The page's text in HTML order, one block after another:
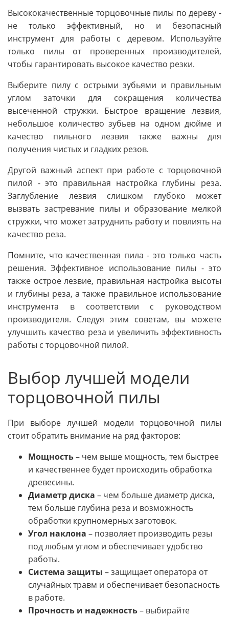
Высококачественные торцовочные пилы по дереву -
не только эффективный, но и безопасный
инструмент для работы с деревом. Используйте
только пилы от проверенных производителей,
чтобы гарантировать высокое качество резки.
Выберите пилу с острыми зубьями и правильным
углом заточки для сокращения количества
высеченной стружки. Быстрое вращение лезвия,
небольшое количество зубьев на одном дюйме и
качество пильного лезвия также важны для
получения чистых и гладких резов.
Другой важный аспект при работе с торцовочной
пилой - это правильная настройка глубины реза.
Заглубление лезвия слишком глубоко может
вызвать застревание пилы и образование мелкой
стружки, что может затруднить работу и повлиять на
качество реза.
Помните, что качественная пила - это только часть
решения. Эффективное использование пилы - это
также острое лезвие, правильная настройка высоты
и глубины реза, а также правильное использование
инструмента в соответствии с руководством
производителя. Следуя этим советам, вы можете
улучшить качество реза и увеличить эффективность
работы с торцовочной пилой.
Выбор лучшей модели
торцовочной пилы
При выборе лучшей модели торцовочной пилы
стоит обратить внимание на ряд факторов:
Мощность– чем выше мощность, тем быстрее
и качественнее будет происходить обработка
древесины.
Диаметр диска – чем больше диаметр диска,
тем больше глубина реза и возможность
обработки крупномерных заготовок.
Угол наклона – позволяет производить резы
под любым углом и обеспечивает удобство
работы.
Система защиты – защищает оператора от
случайных травм и обеспечивает безопасность
в работе.
Прочность и надежность– выбирайте